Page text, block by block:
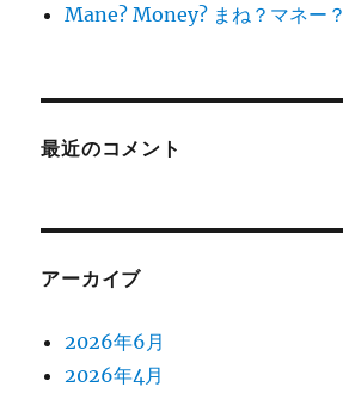
Mane? Money? まね？マネー？
最近のコメント
アーカイブ
2026年6月
2026年4月